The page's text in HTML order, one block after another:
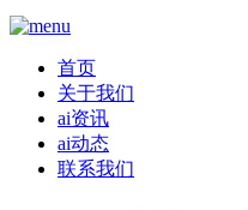
首页
关于我们
ai资讯
ai动态
联系我们